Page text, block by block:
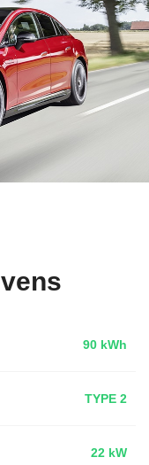
90 kWh
TYPE 2
22 kW